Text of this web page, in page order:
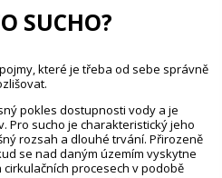
SUCHO?
které je třeba od sebe správně
pokles dostupnosti vody a je
Pro sucho je charakteristický jeho
rozsah a dlouhé trvání. Přirozeně
se nad daným územím vyskytne
procesech v podobě